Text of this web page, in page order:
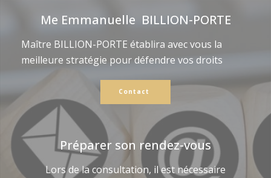
Me Emmanuelle BILLION-PORTE
Maître BILLION-PORTE établira avec vous la
meilleure stratégie pour défendre vos droits
Contact
Préparer son rendez-vous
Lors de la consultation, il est nécessaire